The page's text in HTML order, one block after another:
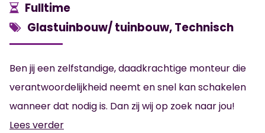
Fulltime
Glastuinbouw/ tuinbouw, Technisch
Ben jij een zelfstandige, daadkrachtige monteur die
verantwoordelijkheid neemt en snel kan schakelen
wanneer dat nodig is. Dan zij wij op zoek naar jou!
Lees verder